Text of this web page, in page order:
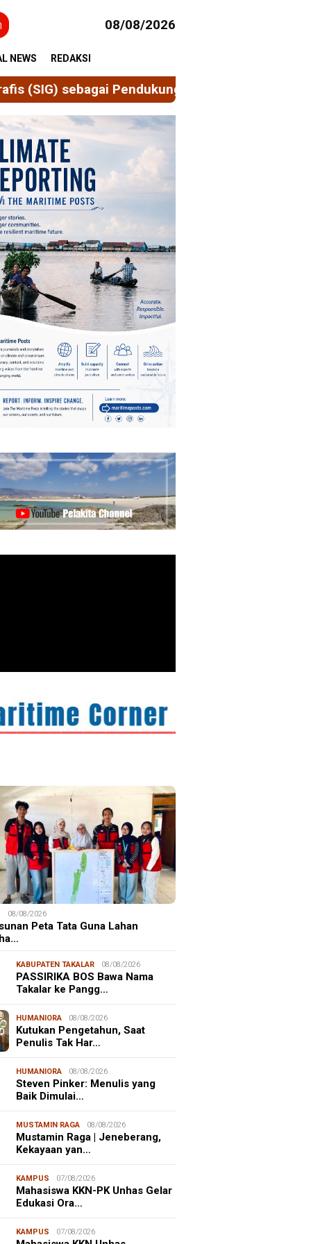
08/08/2026
NEWS REDAKSI
Pembaruan Data Wilayah
CORNER 25/07/2026
Gandeng OceanX Perkuat
Taman Nasional Laut, Taka
08/08/2026
Peta Tata Guna Lahan
KABUPATEN TAKALAR 08/08/2026
PASSIRIKA BOS Bawa Nama
Takalar ke Pangg…
HUMANIORA 08/08/2026
Kutukan Pengetahun, Saat
Penulis Tak Har…
HUMANIORA 08/08/2026
Steven Pinker: Menulis yang
Baik Dimulai…
MUSTAMIN RAGA 08/08/2026
Mustamin Raga | Jeneberang,
Kekayaan yan…
KAMPUS 07/08/2026
Mahasiswa KKN-PK Unhas Gelar
Edukasi Ora…
KAMPUS 07/08/2026